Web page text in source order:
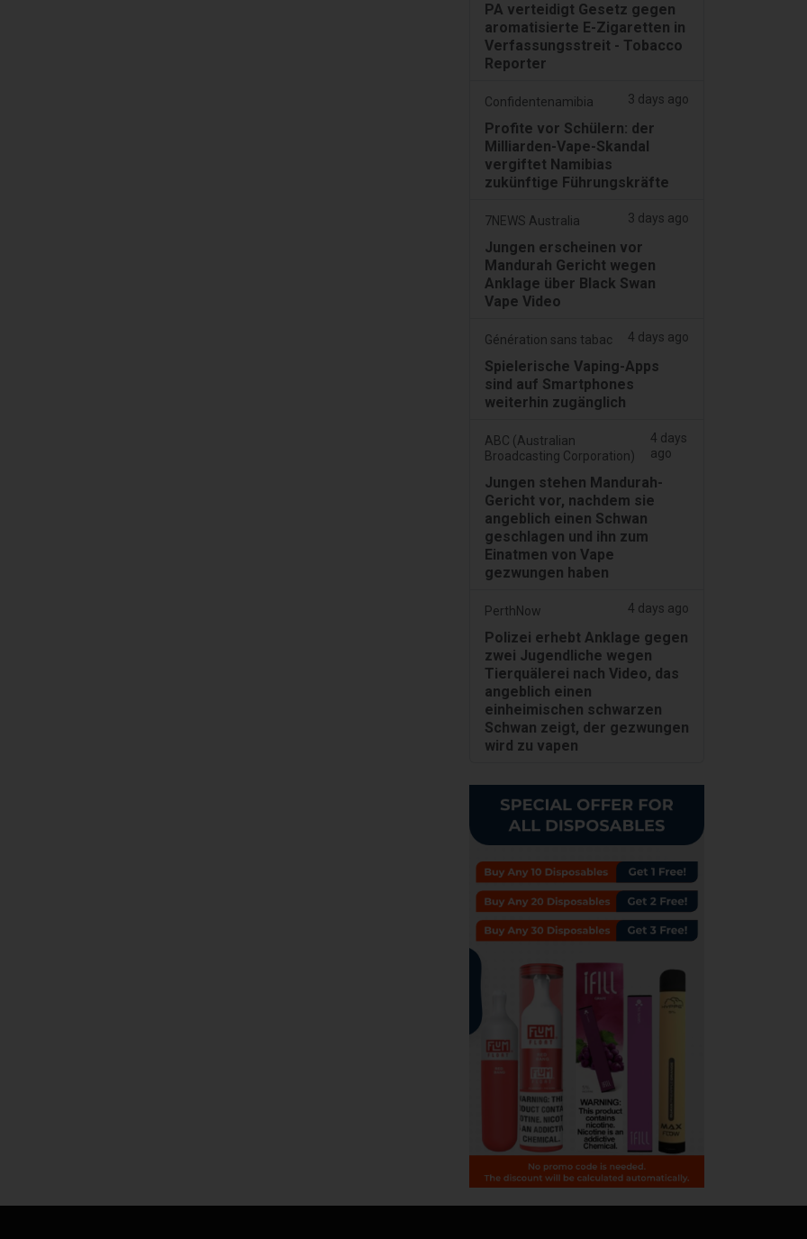
PA verteidigt Gesetz gegen
aromatisierte E-Zigaretten in
Verfassungsstreit - Tobacco
Reporter
Confidentenamibia 3 days ago
Profite vor Schülern: der
Milliarden-Vape-Skandal
vergiftet Namibias
zukünftige Führungskräfte
7NEWS Australia 3 days ago
Jungen erscheinen vor
Mandurah Gericht wegen
Anklage über Black Swan
Vape Video
Génération sans tabac 4 days ago
Spielerische Vaping-Apps
sind auf Smartphones
weiterhin zugänglich
ABC (Australian
Broadcasting Corporation)
4 days
ago
Jungen stehen Mandurah-
Gericht vor, nachdem sie
angeblich einen Schwan
geschlagen und ihn zum
Einatmen von Vape
gezwungen haben
PerthNow 4 days ago
Polizei erhebt Anklage gegen
zwei Jugendliche wegen
Tierquälerei nach Video, das
angeblich einen
einheimischen schwarzen
Schwan zeigt, der gezwungen
wird zu vapen